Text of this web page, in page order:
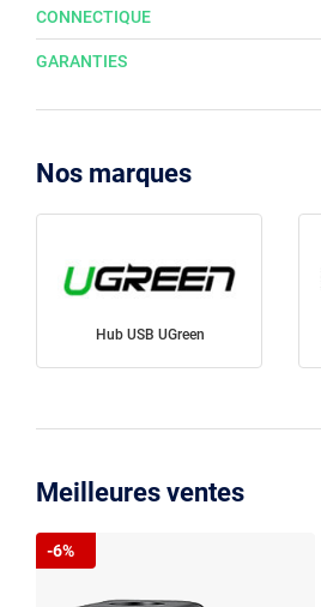
CONNECTIQUE
GARANTIES
Nos marques
Hub USB UGreen
Meilleures ventes
-6%